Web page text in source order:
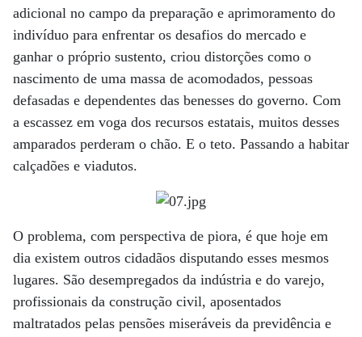
adicional no campo da preparação e aprimoramento do
indivíduo para enfrentar os desafios do mercado e
ganhar o próprio sustento, criou distorções como o
nascimento de uma massa de acomodados, pessoas
defasadas e dependentes das benesses do governo. Com
a escassez em voga dos recursos estatais, muitos desses
amparados perderam o chão. E o teto. Passando a habitar
calçadões e viadutos.
O problema, com perspectiva de piora, é que hoje em
dia existem outros cidadãos disputando esses mesmos
lugares. São desempregados da indústria e do varejo,
profissionais da construção civil, aposentados
maltratados pelas pensões miseráveis da previdência e